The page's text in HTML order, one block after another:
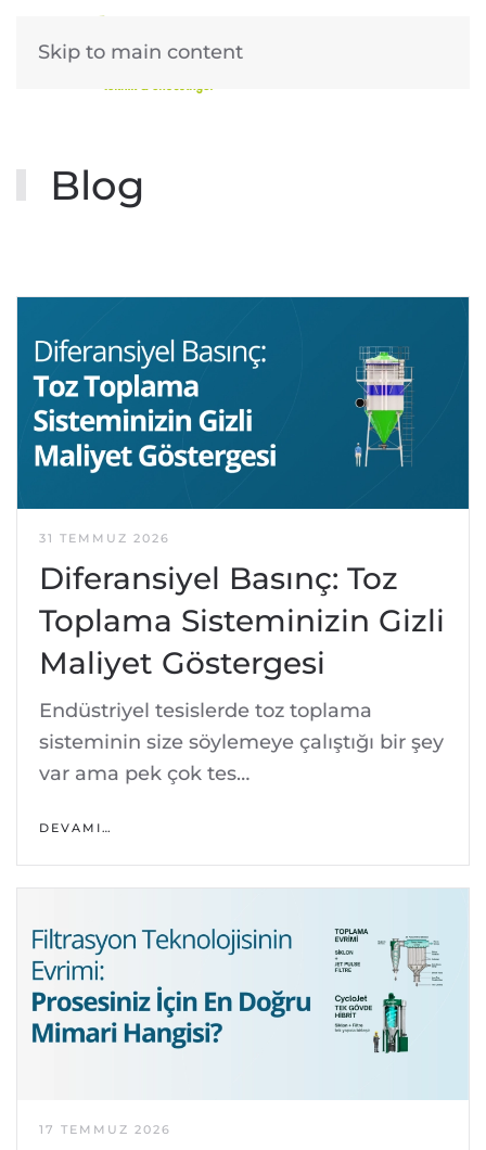
Skip to main content
Blog
31 TEMMUZ 2026
Diferansiyel Basınç: Toz
Toplama Sisteminizin Gizli
Maliyet Göstergesi
Endüstriyel tesislerde toz toplama
sisteminin size söylemeye çalıştığı bir şey
var ama pek çok tes…
DEVAMI…
17 TEMMUZ 2026